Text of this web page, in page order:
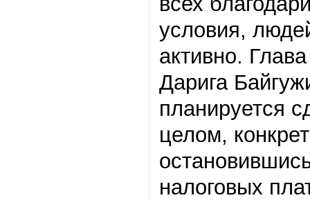
условия,
активно.
Дарига
планируется
целом,
налоговых